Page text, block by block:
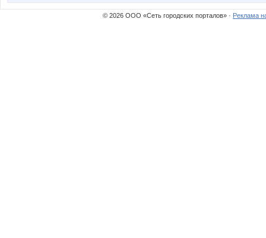
© 2026 ООО «Сеть городских порталов» · Реклама